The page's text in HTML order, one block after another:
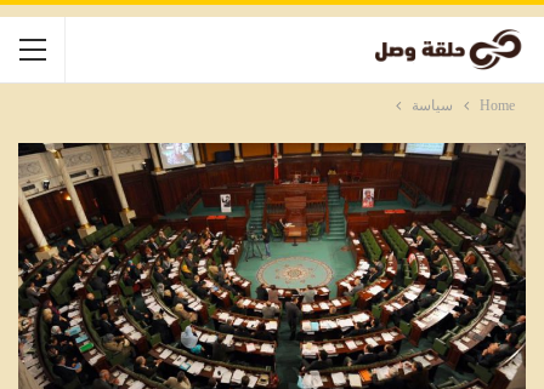
Home سياسة